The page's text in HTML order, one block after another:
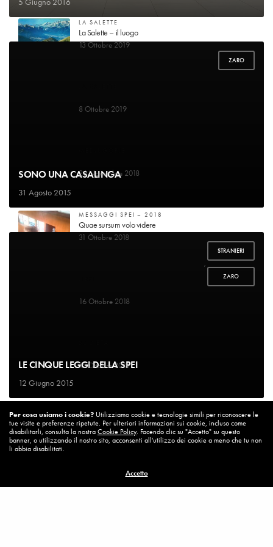
ZARO
SONO UNA CASALINGA
31 Agosto 2015
STRANIERI
,
ZARO
LE CINQUE LEGGI DELLA SPEI
12 Giugno 2015
LA SALETTE
La Salette – il luogo
13 Ottobre 2019
8 Ottobre 2019
26 Novembre 2018
MESSAGGI SPEI – 2018
Quae sursum volo videre
31 Ottobre 2018
16 Ottobre 2018
15 Ottobre 2018
La vita vince sempre
8 Ottobre 2018
Per cosa usiamo i cookie? Utilizziamo cookie e tecnologie simili per riconoscere le
tue visite e preferenze ripetute. Per ulteriori informazioni sui cookie, incluso come
disabilitarli, consulta la nostraCookie Policy. Facendo clic su "Accetto" su questo
banner, o utilizzando il nostro sito, acconsenti all'utilizzo dei cookie a meno che tu non
li abbia disabilitati.
Accetto